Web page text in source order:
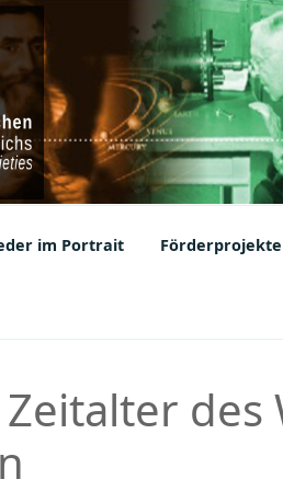
Societies
im Portrait Förderprojekte